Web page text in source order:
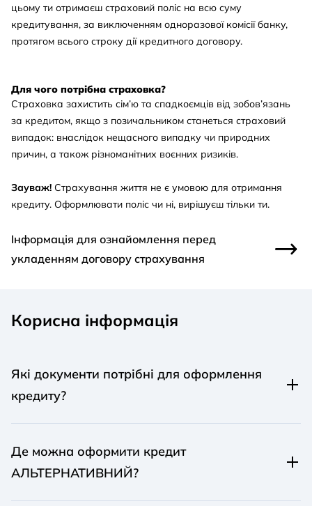
цьому ти отримаєш страховий поліс на всю суму
кредитування, за виключенням одноразової комісії банку,
протягом всього строку дії кредитного договору.
Для чого потрібна страховка?
Страховка захистить сім’ю та спадкоємців від зобов’язань
за кредитом, якщо з позичальником станеться страховий
випадок: внаслідок нещасного випадку чи природних
причин, а також різноманітних воєнних ризиків.
Зауваж! Страхування життя не є умовою для отримання
кредиту. Оформлювати поліс чи ні, вирішуєш тільки ти.
Інформація для ознайомлення перед
укладенням договору страхування
Корисна інформація
Які документи потрібні для оформлення
кредиту?
достатньо паспорту та коду (РНОКПП або ІНН). Для
більших сум потрібен документ, що підтверджує твої
доходи. Наприклад, довідка з роботи про зарплату.
Де можна оформити кредит
АЛЬТЕРНАТИВНИЙ?